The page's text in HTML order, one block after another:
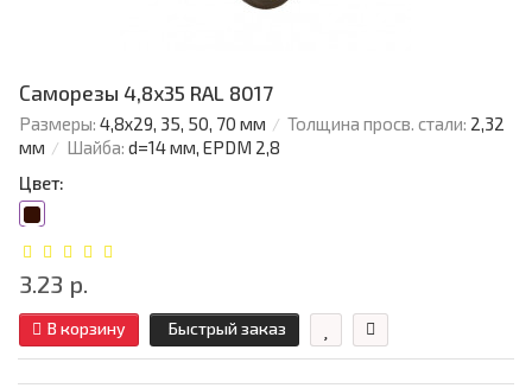
Саморезы 4,8х35 RAL 8017
Размеры: 4,8х29, 35, 50, 70 мм Толщина просв. стали: 2,32
мм
Шайба: d=14 мм, EPDM 2,8
Цвет:
3.23 р.
В корзину Быстрый заказ